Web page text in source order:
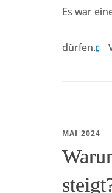
Es war
dürfen.
MAI 2024